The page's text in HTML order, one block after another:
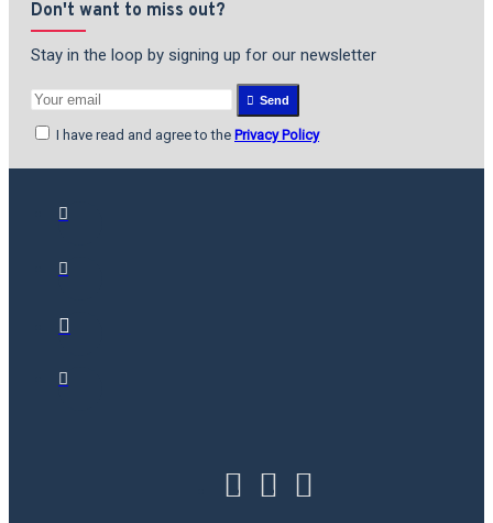
Don't want to miss out?
Stay in the loop by signing up for our newsletter
Send
I have read and agree to the Privacy Policy